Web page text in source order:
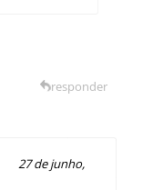
27 de junho,
responder